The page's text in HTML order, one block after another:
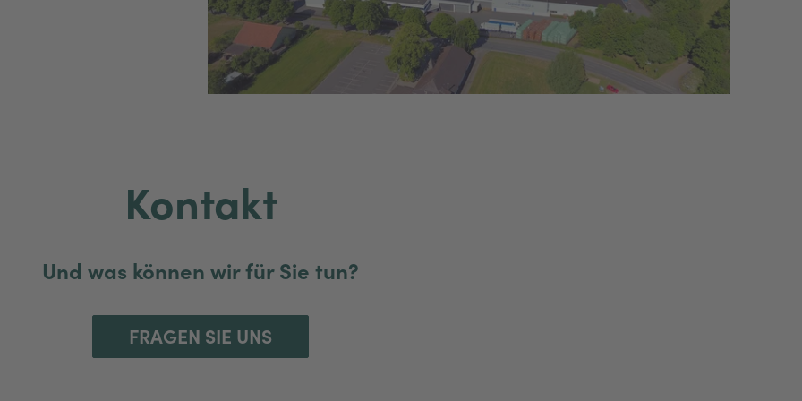
Kontakt
Und was können wir für Sie tun?
FRAGEN SIE UNS